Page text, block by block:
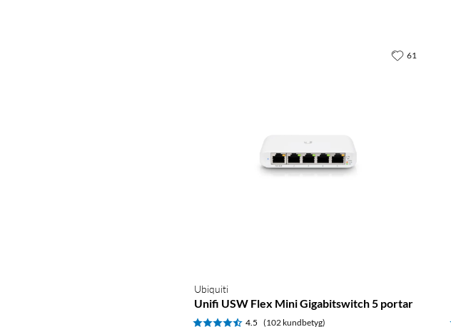
Ubiquiti
Unifi USW Flex Mini Gigabitswitch 5 portar
4.5 (102 kundbetyg)
61